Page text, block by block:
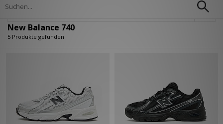
New Balance 740
5 Produkte gefunden